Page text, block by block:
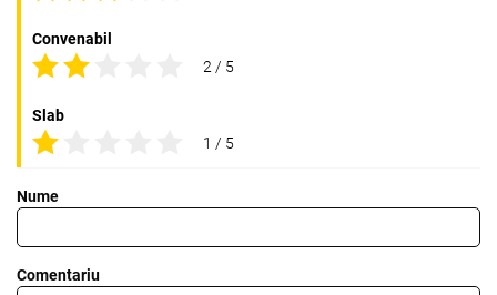
Convenabil
2 / 5
Slab
1 / 5
Nume
Comentariu